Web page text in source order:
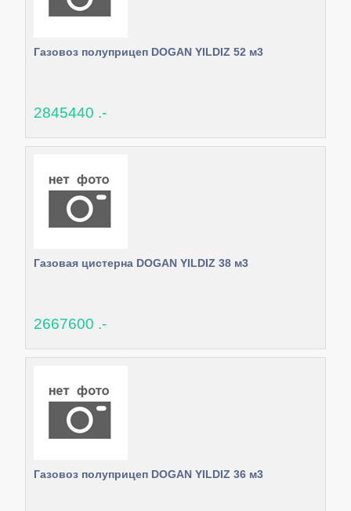
Газовоз полуприцеп DOGAN YILDIZ 52 м3
2845440 .-
Газовая цистерна DOGAN YILDIZ 38 м3
2667600 .-
Газовоз полуприцеп DOGAN YILDIZ 36 м3